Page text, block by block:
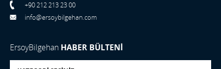
+90 212 213 23 00
info@ersoybilgehan.com
ErsoyBilgehan HABER BÜLTENİ